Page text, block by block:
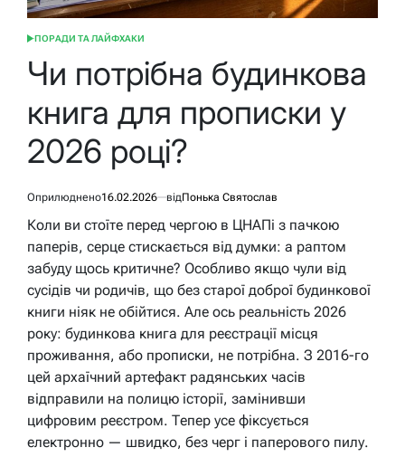
ОПУБЛІКУВАТИ
ПОРАДИ ТА ЛАЙФХАКИ
Чи потрібна будинкова
книга для прописки у
2026 році?
Оприлюднено16.02.2026 відПонька Святослав
Коли ви стоїте перед чергою в ЦНАПі з пачкою
паперів, серце стискається від думки: а раптом
забуду щось критичне? Особливо якщо чули від
сусідів чи родичів, що без старої доброї будинкової
книги ніяк не обійтися. Але ось реальність 2026
року: будинкова книга для реєстрації місця
проживання, або прописки, не потрібна. З 2016-го
цей архаїчний артефакт радянських часів
відправили на полицю історії, замінивши
цифровим реєстром. Тепер усе фіксується
електронно — швидко, без черг і паперового пилу.